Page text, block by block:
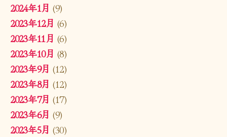
2024年1月 (9)
2023年12月 (6)
2023年11月 (6)
2023年10月 (8)
2023年9月 (12)
2023年8月 (12)
2023年7月 (17)
2023年6月 (9)
2023年5月 (30)